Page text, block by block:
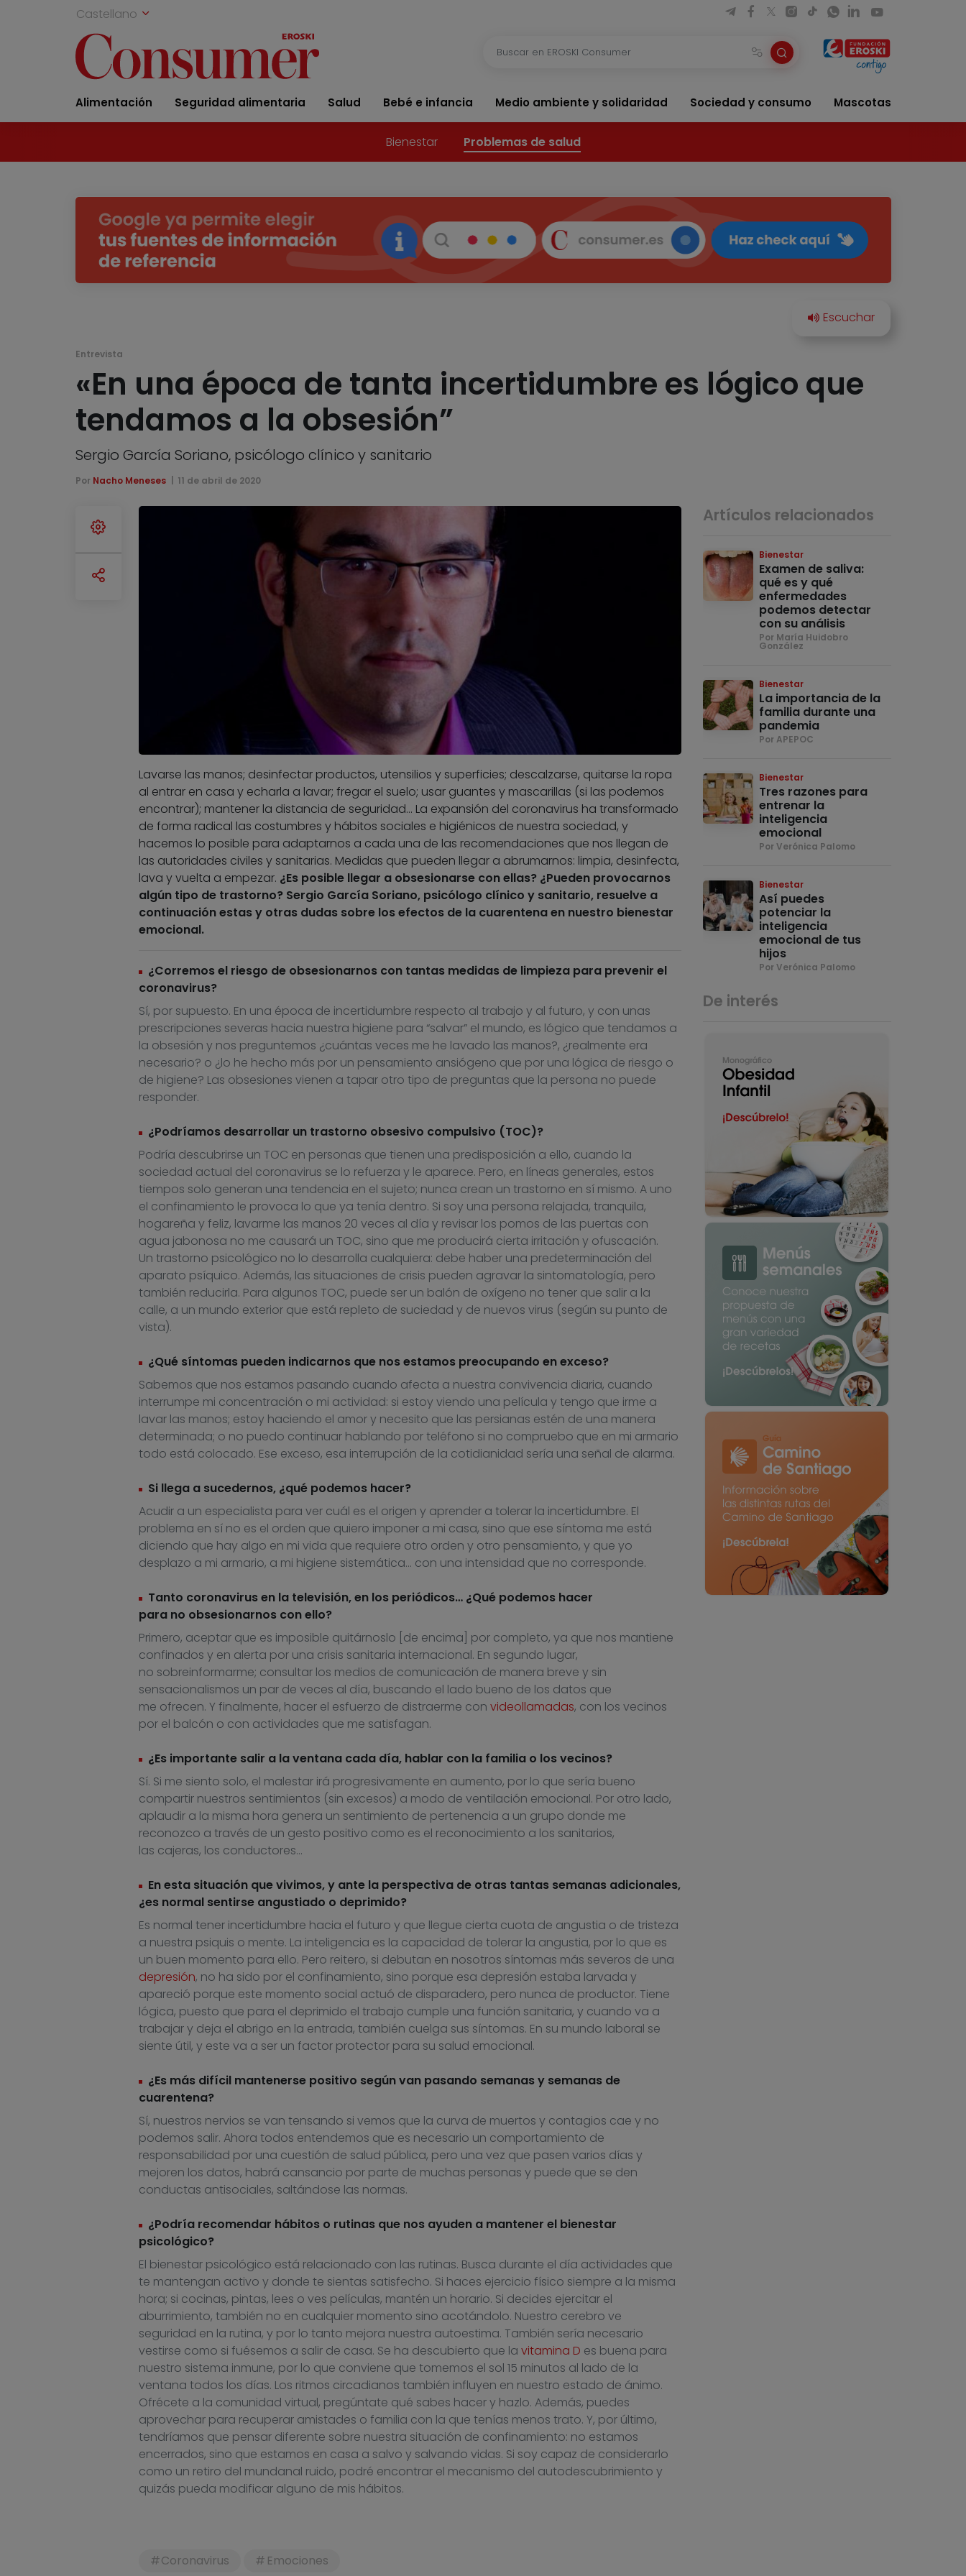
Castellano
Alimentación Seguridad alimentaria Salud Bebé e infancia Medio ambiente y solidaridad Sociedad y consumo Mascotas
Bienestar Problemas de salud
Entrevista
«En una época de tanta incertidumbre es lógico que
tendamos a la obsesión”
Sergio García Soriano, psicólogo clínico y sanitario
Por Nacho Meneses 11 de abril de 2020
Lavarse las manos; desinfectar productos, utensilios y superficies; descalzarse, quitarse la ropa
al entrar en casa y echarla a lavar; fregar el suelo; usar guantes y mascarillas (si las podemos
encontrar); mantener la distancia de seguridad… La expansión del coronavirus ha transformado
de forma radical las costumbres y hábitos sociales e higiénicos de nuestra sociedad, y
hacemos lo posible para adaptarnos a cada una de las recomendaciones que nos llegan de
las autoridades civiles y sanitarias. Medidas que pueden llegar a abrumarnos: limpia, desinfecta,
lava y vuelta a empezar. ¿Es posible llegar a obsesionarse con ellas? ¿Pueden provocarnos
algún tipo de trastorno? Sergio García Soriano, psicólogo clínico y sanitario, resuelve a
continuación estas y otras dudas sobre los efectos de la cuarentena en nuestro bienestar
emocional.
¿Corremos el riesgo de obsesionarnos con tantas medidas de limpieza para prevenir el
coronavirus?
Sí, por supuesto. En una época de incertidumbre respecto al trabajo y al futuro, y con unas
prescripciones severas hacia nuestra higiene para “salvar”el mundo, es lógico que tendamos a
la obsesión y nos preguntemos ¿cuántas veces me he lavado las manos?, ¿realmente era
necesario? o ¿lo he hecho más por un pensamiento ansiógeno que por una lógica de riesgo o
de higiene? Las obsesiones vienen a tapar otro tipo de preguntas que la persona no puede
responder.
¿Podríamos desarrollar un trastorno obsesivo compulsivo (TOC)?
Podría descubrirse un TOC en personas que tienen una predisposición a ello, cuando la
sociedad actual del coronavirus se lo refuerza y le aparece. Pero, en líneas generales, estos
tiempos solo generan una tendencia en el sujeto; nunca crean un trastorno en sí mismo. A uno
el confinamiento le provoca lo que ya tenía dentro. Si soy una persona relajada, tranquila,
hogareña y feliz, lavarme las manos 20 veces al día y revisar los pomos de las puertas con
agua jabonosa no me causará un TOC, sino que me producirá cierta irritación y ofuscación.
Un trastorno psicológico no lo desarrolla cualquiera: debe haber una predeterminación del
aparato psíquico. Además, las situaciones de crisis pueden agravar la sintomatología, pero
también reducirla. Para algunos TOC, puede ser un balón de oxígeno no tener que salir a la
calle, a un mundo exterior que está repleto de suciedad y de nuevos virus (según su punto de
vista).
¿Qué síntomas pueden indicarnos que nos estamos preocupando en exceso?
Sabemos que nos estamos pasando cuando afecta a nuestra convivencia diaria, cuando
interrumpe mi concentración o mi actividad: si estoy viendo una película y tengo que irme a
lavar las manos; estoy haciendo el amor y necesito que las persianas estén de una manera
determinada; o no puedo continuar hablando por teléfono si no compruebo que en mi armario
todo está colocado. Ese exceso, esa interrupción de la cotidianidad sería una señal de alarma.
Si llega a sucedernos, ¿qué podemos hacer?
Acudir a un especialista para ver cuál es el origen y aprender a tolerar la incertidumbre. El
problema en sí no es el orden que quiero imponer a mi casa, sino que ese síntoma me está
diciendo que hay algo en mi vida que requiere otro orden y otro pensamiento, y que yo
desplazo a mi armario, a mi higiene sistemática… con una intensidad que no corresponde.
Tanto coronavirus en la televisión, en los periódicos… ¿Qué podemos hacer
para no obsesionarnos con ello?
Primero, aceptar que es imposible quitárnoslo [de encima] por completo, ya que nos mantiene
confinados y en alerta por una crisis sanitaria internacional. En segundo lugar,
no sobreinformarme; consultar los medios de comunicación de manera breve y sin
sensacionalismos un par de veces al día, buscando el lado bueno de los datos que
me ofrecen. Y finalmente, hacer el esfuerzo de distraerme con videollamadas, con los vecinos
por el balcón o con actividades que me satisfagan.
¿Es importante salir a la ventana cada día, hablar con la familia o los vecinos?
Sí. Si me siento solo, el malestar irá progresivamente en aumento, por lo que sería bueno
compartir nuestros sentimientos (sin excesos) a modo de ventilación emocional. Por otro lado,
aplaudir a la misma hora genera un sentimiento de pertenencia a un grupo donde me
reconozco a través de un gesto positivo como es el reconocimiento a los sanitarios,
las cajeras, los conductores…
En esta situación que vivimos, y ante la perspectiva de otras tantas semanas adicionales,
¿es normal sentirse angustiado o deprimido?
Es normal tener incertidumbre hacia el futuro y que llegue cierta cuota de angustia o de tristeza
a nuestra psiquis o mente. La inteligencia es la capacidad de tolerar la angustia, por lo que es
un buen momento para ello. Pero reitero, si debutan en nosotros síntomas más severos de una
depresión, no ha sido por el confinamiento, sino porque esa depresión estaba larvada y
apareció porque este momento social actuó de disparadero, pero nunca de productor. Tiene
lógica, puesto que para el deprimido el trabajo cumple una función sanitaria, y cuando va a
trabajar y deja el abrigo en la entrada, también cuelga sus síntomas. En su mundo laboral se
siente útil, y este va a ser un factor protector para su salud emocional.
¿Es más difícil mantenerse positivo según van pasando semanas y semanas de
cuarentena?
Sí, nuestros nervios se van tensando si vemos que la curva de muertos y contagios cae y no
podemos salir. Ahora todos entendemos que es necesario un comportamiento de
responsabilidad por una cuestión de salud pública, pero una vez que pasen varios días y
mejoren los datos, habrá cansancio por parte de muchas personas y puede que se den
conductas antisociales, saltándose las normas.
¿Podría recomendar hábitos o rutinas que nos ayuden a mantener el bienestar
psicológico?
El bienestar psicológico está relacionado con las rutinas. Busca durante el día actividades que
te mantengan activo y donde te sientas satisfecho. Si haces ejercicio físico siempre a la misma
hora; si cocinas, pintas, lees o ves películas, mantén un horario. Si decides ejercitar el
aburrimiento, también no en cualquier momento sino acotándolo. Nuestro cerebro ve
seguridad en la rutina, y por lo tanto mejora nuestra autoestima. También sería necesario
vestirse como si fuésemos a salir de casa. Se ha descubierto que la vitamina D es buena para
nuestro sistema inmune, por lo que conviene que tomemos el sol 15 minutos al lado de la
ventana todos los días. Los ritmos circadianos también influyen en nuestro estado de ánimo.
Ofrécete a la comunidad virtual, pregúntate qué sabes hacer y hazlo. Además, puedes
aprovechar para recuperar amistades o familia con la que tenías menos trato. Y, por último,
tendríamos que pensar diferente sobre nuestra situación de confinamiento: no estamos
encerrados, sino que estamos en casa a salvo y salvando vidas. Si soy capaz de considerarlo
como un retiro del mundanal ruido, podré encontrar el mecanismo del autodescubrimiento y
quizás pueda modificar alguno de mis hábitos.
Coronavirus Emociones
Artículos relacionados
Bienestar
Examen de saliva:
qué es y qué
enfermedades
podemos detectar
con su análisis
Por María Huidobro
González
Bienestar
La importancia de la
familia durante una
pandemia
Por APEPOC
Bienestar
Tres razones para
entrenar la
inteligencia
emocional
Por Verónica Palomo
Bienestar
Así puedes
potenciar la
inteligencia
emocional de tus
hijos
Por Verónica Palomo
De interés